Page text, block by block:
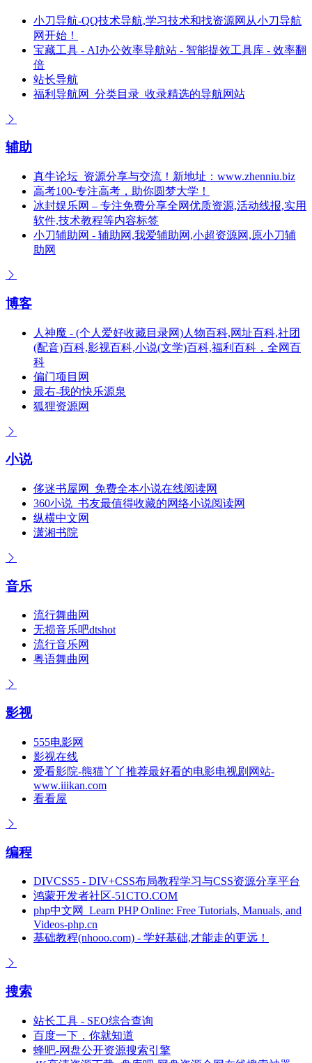
小刀导航-QQ技术导航,学习技术和找资源网从小刀导航
网开始！
宝藏工具 - AI办公效率导航站 - 智能提效工具库 - 效率翻
倍
站长导航
福利导航网_分类目录_收录精选的导航网站
辅助
真牛论坛_资源分享与交流！新地址：www.zhenniu.biz
高考100-专注高考，助你圆梦大学！
冰封娱乐网 – 专注免费分享全网优质资源,活动线报,实用
软件,技术教程等内容标签
小刀辅助网 - 辅助网,我爱辅助网,小超资源网,原小刀辅
助网
博客
人神魔 - (个人爱好收藏目录网)人物百科,网址百科,社团
(配音)百科,影视百科,小说(文学)百科,福利百科，全网百
科
偏门项目网
最右-我的快乐源泉
狐狸资源网
小说
侈迷书屋网_免费全本小说在线阅读网
360小说_书友最值得收藏的网络小说阅读网
纵横中文网
潇湘书院
音乐
流行舞曲网
无损音乐吧dtshot
流行音乐网
粤语舞曲网
影视
555电影网
影视在线
爱看影院-熊猫丫丫推荐最好看的电影电视剧网站-
www.iiikan.com
看看屋
编程
DIVCSS5 - DIV+CSS布局教程学习与CSS资源分享平台
鸿蒙开发者社区-51CTO.COM
php中文网_Learn PHP Online: Free Tutorials, Manuals, and
Videos-php.cn
基础教程(nhooo.com) - 学好基础,才能走的更远！
搜索
站长工具 - SEO综合查询
百度一下，你就知道
蜂吧-网盘公开资源搜索引擎